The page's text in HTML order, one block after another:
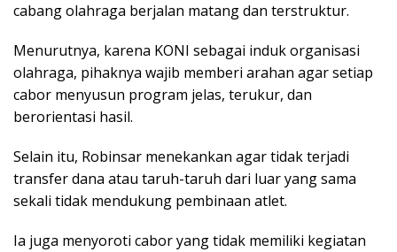
cabang olahraga berjalan matang dan terstruktur.
Menurutnya, karena KONI sebagai induk organisasi
olahraga, pihaknya wajib memberi arahan agar setiap
cabor menyusun program jelas, terukur, dan
berorientasi hasil.
Selain itu, Robinsar menekankan agar tidak terjadi
transfer dana atau taruh-taruh dari luar yang sama
sekali tidak mendukung pembinaan atlet.
Ia juga menyoroti cabor yang tidak memiliki kegiatan